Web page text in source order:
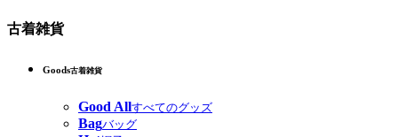
古着雑貨
Goods古着雑貨
Good Allすべてのグッズ
Bagバッグ